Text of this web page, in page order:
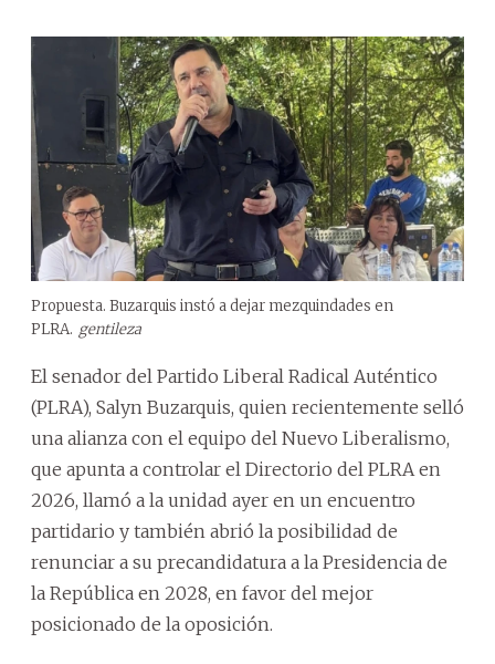
Propuesta. Buzarquis instó a dejar mezquindades en
PLRA. gentileza
El senador del Partido Liberal Radical Auténtico
(PLRA), Salyn Buzarquis, quien recientemente selló
una alianza con el equipo del Nuevo Liberalismo,
que apunta a controlar el Directorio del PLRA en
2026, llamó a la unidad ayer en un encuentro
partidario y también abrió la posibilidad de
renunciar a su precandidatura a la Presidencia de
la República en 2028, en favor del mejor
posicionado de la oposición.